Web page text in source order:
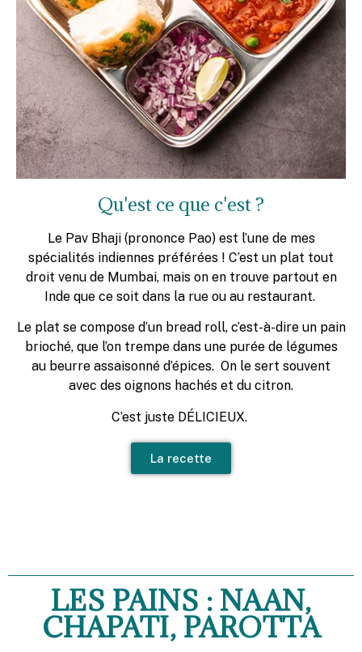
Qu'est ce que c'est ?
Le Pav Bhaji (prononce Pao) est l’une de mes
spécialités indiennes préférées ! C’est un plat tout
droit venu de Mumbai, mais on en trouve partout en
Inde que ce soit dans la rue ou au restaurant.
Le plat se compose d’un bread roll, c’est-à-dire un pain
brioché, que l’on trempe dans une purée de légumes
au beurre assaisonné d’épices. On le sert souvent
avec des oignons hachés et du citron.
C’est juste DÉLICIEUX.
La recette
LES PAINS : NAAN,
CHAPATI, PAROTTA